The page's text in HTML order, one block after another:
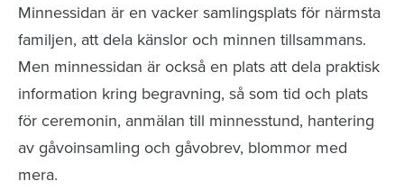
Minnessidan är en vacker samlingsplats för närmsta
familjen, att dela känslor och minnen tillsammans.
Men minnessidan är också en plats att dela praktisk
information kring begravning, så som tid och plats
för ceremonin, anmälan till minnesstund, hantering
av gåvoinsamling och gåvobrev, blommor med
mera.